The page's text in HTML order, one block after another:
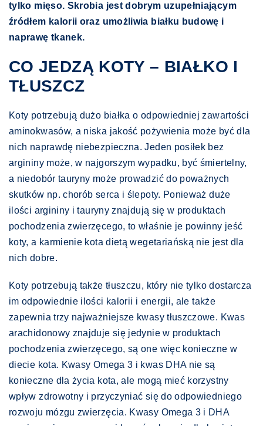
tylko mięso. Skrobia jest dobrym uzupełniającym
źródłem kalorii oraz umożliwia białku budowę i
naprawę tkanek.
CO JEDZĄ KOTY – BIAŁKO I
TŁUSZCZ
Koty potrzebują dużo białka o odpowiedniej zawartości
aminokwasów, a niska jakość pożywienia może być dla
nich naprawdę niebezpieczna. Jeden posiłek bez
argininy może, w najgorszym wypadku, być śmiertelny,
a niedobór tauryny może prowadzić do poważnych
skutków np. chorób serca i ślepoty. Ponieważ duże
ilości argininy i tauryny znajdują się w produktach
pochodzenia zwierzęcego, to właśnie je powinny jeść
koty, a karmienie kota dietą wegetariańską nie jest dla
nich dobre.
Koty potrzebują także tłuszczu, który nie tylko dostarcza
im odpowiednie ilości kalorii i energii, ale także
zapewnia trzy najważniejsze kwasy tłuszczowe. Kwas
arachidonowy znajduje się jedynie w produktach
pochodzenia zwierzęcego, są one więc konieczne w
diecie kota. Kwasy Omega 3 i kwas DHA nie są
konieczne dla życia kota, ale mogą mieć korzystny
wpływ zdrowotny i przyczyniać się do odpowiedniego
rozwoju mózgu zwierzęcia. Kwasy Omega 3 i DHA